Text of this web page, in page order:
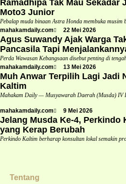
Ramadhipa Tak Mau Sekadar
Moto3 Junior
Pebalap muda binaan Astra Honda membuka musim
mahakamdaily.com
22 Mei 2026
Agus Suwandy Ajak Warga
Pancasila Tapi
Perda Wawasan Kebangsaan disebut penting di
mahakamdaily.com
13 Mei 2026
Muh Anwar Terpilih Lagi Jadi
Kaltim
Mahakam Daily — Musyawarah Daerah (Musda) IV
mahakamdaily.com 9 Mei 2026
Jelang Musda Ke-4, Perkindo
yang Kerap Berubah
Perkindo Kaltim berharap konsultan lokal semakin
Tentang